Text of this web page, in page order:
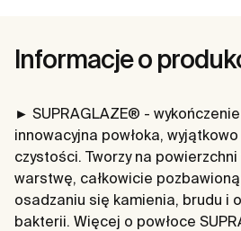
Informacje o
► SUPRAGLAZE® -
innowacyjna powłoka,
czystości. Tworzy na powierzchni
warstwę, całkowicie
osadzaniu się kamienia, brudu i
bakterii. Więcej o powłoce